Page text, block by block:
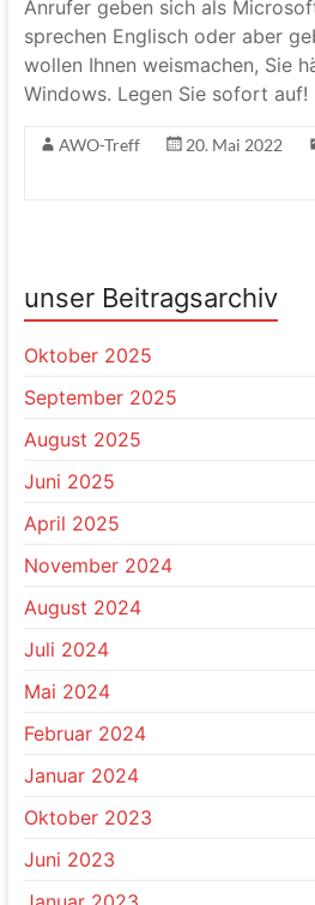
Anrufer geben sich als
sprechen Englisch oder aber
wollen Ihnen weismachen, Sie
Windows. Legen Sie sofort auf!
AWO-Treff 20. Mai 2022
unser Beitragsarchiv
Oktober 2025
September 2025
August 2025
Juni 2025
April 2025
November 2024
August 2024
Juli 2024
Mai 2024
Februar 2024
Januar 2024
Oktober 2023
Juni 2023